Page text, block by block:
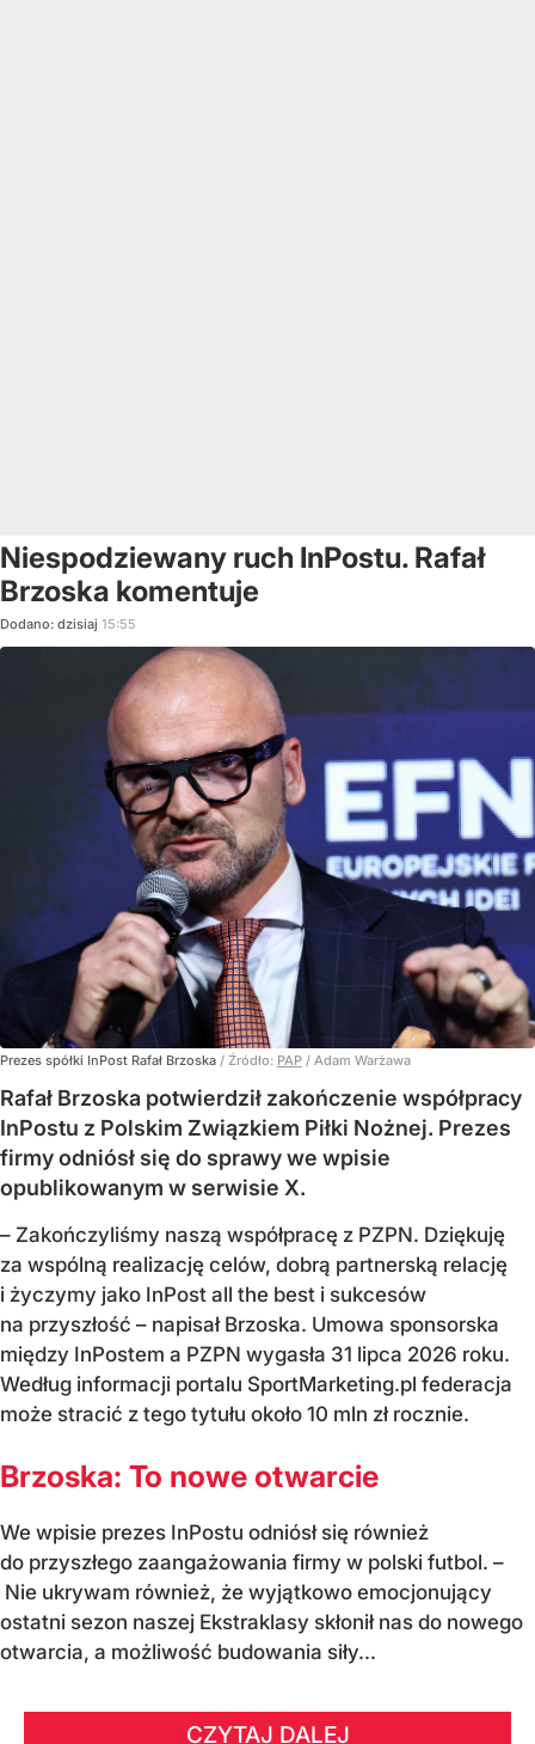
Niespodziewany ruch InPostu. Rafał
Brzoska komentuje
Dodano: dzisiaj 15:55
Prezes spółki InPost Rafał Brzoska / Źródło: PAP / Adam Warżawa
Rafał Brzoska potwierdził zakończenie współpracy
InPostu z Polskim Związkiem Piłki Nożnej. Prezes
firmy odniósł się do sprawy we wpisie
opublikowanym w serwisie X.
– Zakończyliśmy naszą współpracę z PZPN. Dziękuję
za wspólną realizację celów, dobrą partnerską relację
i życzymy jako InPost all the best i sukcesów
na przyszłość – napisał Brzoska. Umowa sponsorska
między InPostem a PZPN wygasła 31 lipca 2026 roku.
Według informacji portalu SportMarketing.pl federacja
może stracić z tego tytułu około 10 mln zł rocznie.
Brzoska: To nowe otwarcie
We wpisie prezes InPostu odniósł się również
do przyszłego zaangażowania firmy w polski futbol. –
Nie ukrywam również, że wyjątkowo emocjonujący
ostatni sezon naszej Ekstraklasy skłonił nas do nowego
otwarcia, a możliwość budowania siły...
CZYTAJ DALEJ